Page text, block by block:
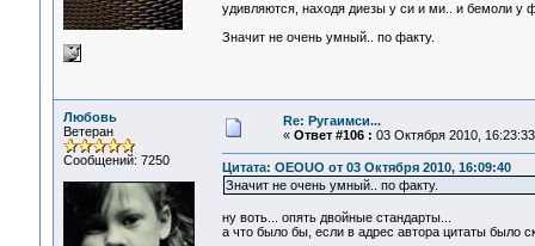
удивляются, находя диезы у си и ми.. и бемоли у
Значит не очень умный.. по факту.
Любовь
Ветеран
Сообщений: 7250
Re: Ругаимси...
« Ответ #106 : 03 Октября 2010,
Цитата: OEOUO от 03 Октября 2010, 16:09:40
Значит не очень умный.. по факту.
ну воть... опять двойные стандарты...
а что было бы, если в адрес автора цитаты было